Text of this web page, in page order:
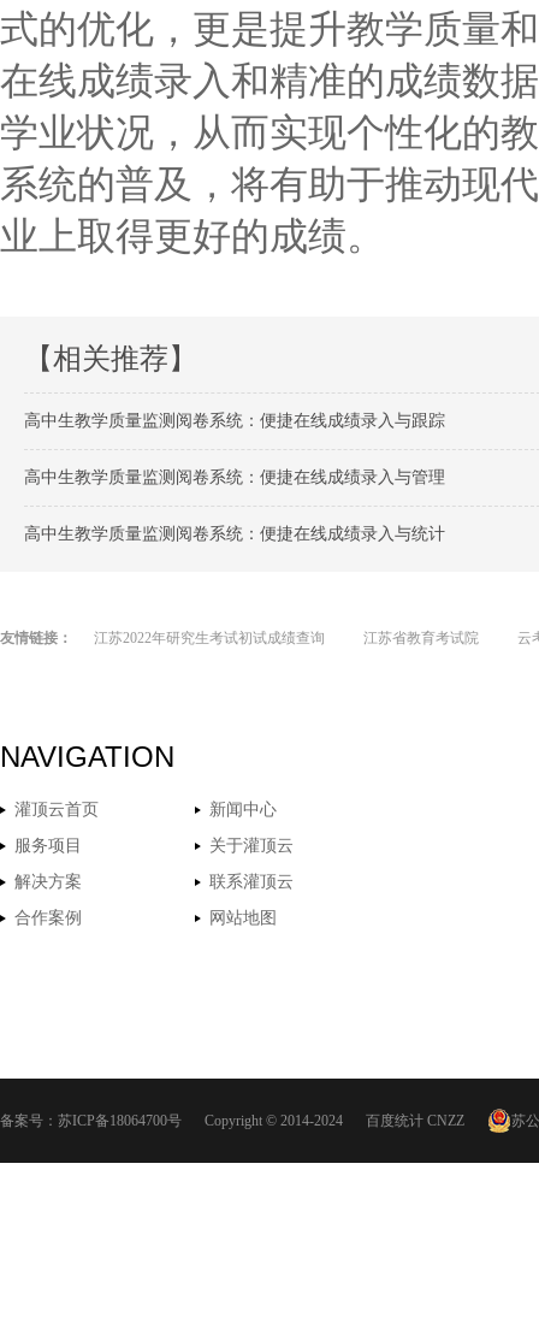
式的优化，更是提升教学质量
在线成绩录入和精准的成绩数
学业状况，从而实现个性化的
系统的普及，将有助于推动现
业上取得更好的成绩。
【相关推荐】
高中生教学质量监测阅卷系统：便捷在线成绩录入与跟踪
高中生教学质量监测阅卷系统：便捷在线成绩录入与管理
高中生教学质量监测阅卷系统：便捷在线成绩录入与统计
友情链接： 江苏2022年研究生考试初试成绩查询 江苏省教育考试院 云
NAVIGATION
灌顶云首页
新闻中心
服务项目
关于灌顶云
解决方案
联系灌顶云
合作案例
网站地图
备案号： 苏ICP备18064700号 Copyright © 2014-2024 百度统计 CNZZ 苏